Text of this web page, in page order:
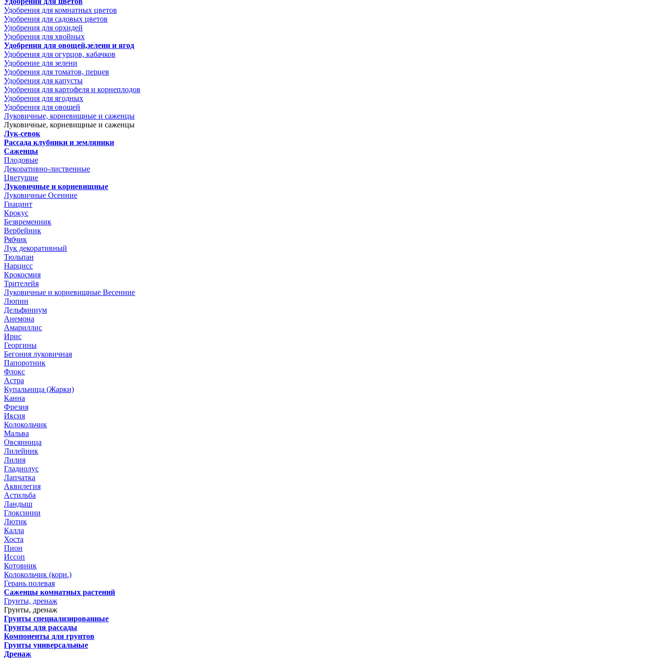
Удобрения для комнатных цветов
Удобрения для садовых цветов
Удобрения для орхидей
Удобрения для хвойных
Удобрения для овощей,зелени и ягод
Удобрения для огурцов, кабачков
Удобрение для зелени
Удобрения для томатов, перцев
Удобрения для капусты
Удобрения для картофеля и корнеплодов
Удобрения для ягодных
Удобрения для овощей
Луковичные, корневищные и саженцы
Луковичные, корневищные и саженцы
Лук-севок
Рассада клубники и земляники
Саженцы
Плодовые
Декоративно-лиственные
Цветущие
Луковичные и корневищные
Луковичные Осенние
Гиацинт
Крокус
Безвременник
Вербейник
Рябчик
Лук декоративный
Тюльпан
Нарцисс
Крокосмия
Трителейя
Луковичные и корневищные Весенние
Люпин
Дельфиниум
Анемона
Амариллис
Ирис
Георгины
Бегония луковичная
Папоротник
Флокс
Астра
Купальница (Жарки)
Канна
Фрезия
Иксия
Колокольчик
Мальва
Овсянница
Лилейник
Лилия
Гладиолус
Лапчатка
Аквилегия
Астильба
Ландыш
Глоксинии
Лютик
Калла
Хоста
Пион
Иссоп
Котовник
Колокольчик (корн.)
Герань полевая
Саженцы комнатных растений
Грунты, дренаж
Грунты, дренаж
Грунты специализированные
Грунты для рассады
Компоненты для грунтов
Грунты универсальные
Дренаж